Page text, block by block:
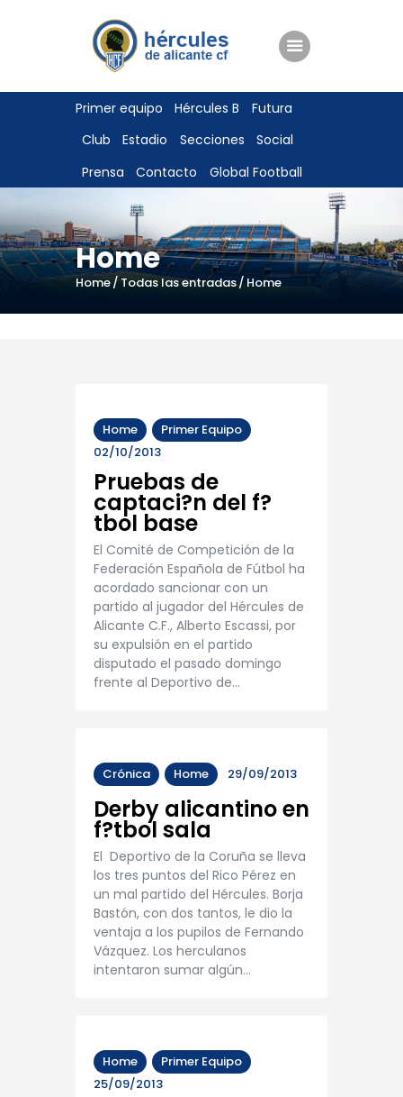
Primer equipo Hércules B
Futura
Club
Estadio Secciones
Social
Prensa
Contacto Global Football
Home
Home Todas las entradas Home
ENTRADAS
TIENDA
HÉRCULESCF100
Home
Primer Equipo
02/10/2013
Pruebas de
captaci?n del f?
tbol base
El Comité de Competición de la
Federación Española de Fútbol ha
acordado sancionar con un
partido al jugador del Hércules de
Alicante C.F., Alberto Escassi, por
su expulsión en el partido
disputado el pasado domingo
frente al Deportivo de…
Crónica Home 29/09/2013
Derby alicantino en
f?tbol sala
El Deportivo de la Coruña se lleva
los tres puntos del Rico Pérez en
un mal partido del Hércules. Borja
Bastón, con dos tantos, le dio la
ventaja a los pupilos de Fernando
Vázquez. Los herculanos
intentaron sumar algún…
Home
Primer Equipo
25/09/2013